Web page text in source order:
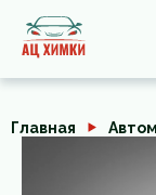
Главная